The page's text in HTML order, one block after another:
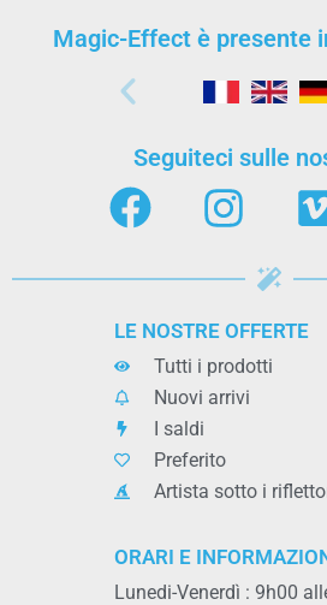
Magic-Effect è presente
Seguiteci sulle
LE NOSTRE OFFERTE
Tutti i prodotti
Nuovi arrivi
I saldi
Preferito
Artista sotto i
ORARI E
Lunedi-Venerdì : 9h00